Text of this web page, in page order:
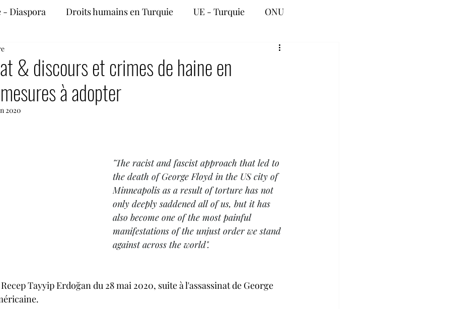
- Diaspora Droits humains en Turquie UE - Turquie ONU
culturelle
Droits LGBT Droits des femmes
Votre communauté Démocratisation Turquie
Patrimoine arménien en danger
& discours et crimes de haine en
à adopter
2020
"The racist and fascist approach that led to
the death of George Floyd in the US city of
Minneapolis as a result of torture has not
only deeply saddened all of us, but it has
also become one of the most painful
manifestations of the unjust order we stand
against across the world".
Tayyip Erdoğan du 28 mai 2020, suite à l'assassinat de George